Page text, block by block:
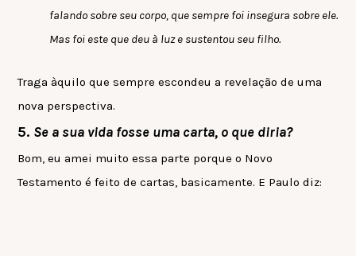
falando sobre seu corpo, que sempre foi insegura sobre ele.
Mas foi este que deu à luz e sustentou seu filho.
Traga àquilo que sempre escondeu a revelação de uma
nova perspectiva.
5. Se a sua vida fosse uma carta, o que diria?
Bom, eu amei muito essa parte porque o Novo
Testamento é feito de cartas, basicamente. E Paulo diz: